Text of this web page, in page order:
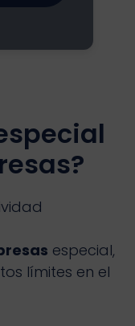
especial,
límites en el